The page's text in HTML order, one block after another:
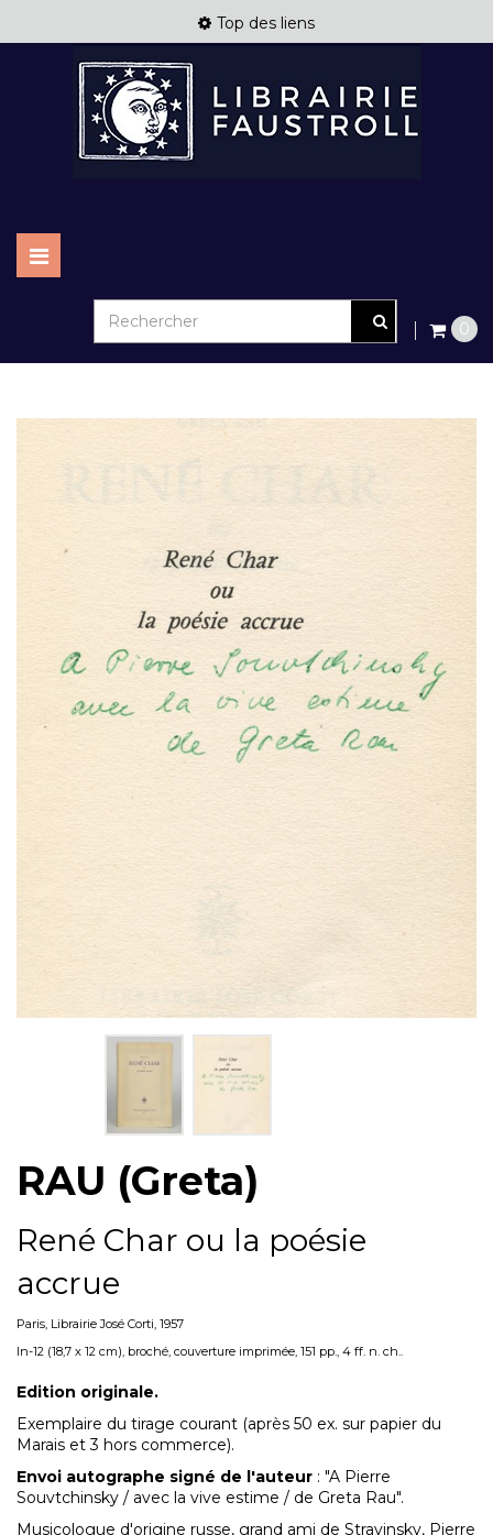
Top des liens
Basculer
la
navigation
0
RAU (Greta)
René Char ou la poésie
accrue
Paris, Librairie José Corti, 1957
In-12 (18,7 x 12 cm), broché, couverture imprimée, 151 pp., 4 ff. n. ch..
Edition originale.
Exemplaire du tirage courant (après 50 ex. sur papier du
Marais et 3 hors commerce).
Envoi autographe signé de l'auteur : "A Pierre
Souvtchinsky / avec la vive estime / de Greta Rau".
Musicologue d'origine russe, grand ami de Stravinsky, Pierre